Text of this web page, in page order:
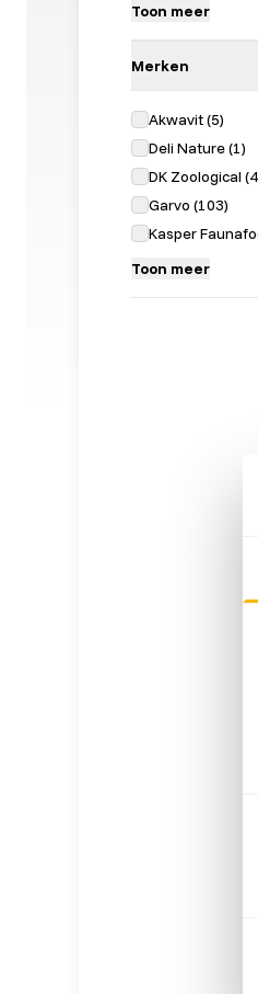
Toon meer
Merken
Akwavit(5)
Deli Nature(1)
DK Zoological (
Garvo (103)
Kasper
Toon meer